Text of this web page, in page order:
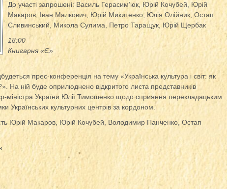
До участі запрошені: Василь Герасим’юк, Юрій Кочубей, Юрій
Макаров, Іван Малкович, Юрій Микитенко, Юлія Олійник, Остап
Сливинський, Микола Сулима, Петро Таращук, Юрій Щербак
18:00
Книгарня «Є»
прес-конференція на тему «Українська культура і світ: як
На ній буде оприлюднено відкритого листа представників
міністра України Юлії Тимошенко щодо сприяння перекладацьким
Українських культурних центрів за кордоном.
Юрій Макаров, Юрій Кочубей, Володимир Панченко, Остап